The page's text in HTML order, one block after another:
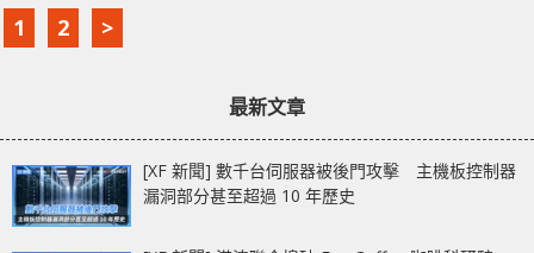
1 2 >
最新文章
[XF 新聞] 數千台伺服器被後門攻擊 主機板控制器
漏洞部分甚至超過 10 年歷史